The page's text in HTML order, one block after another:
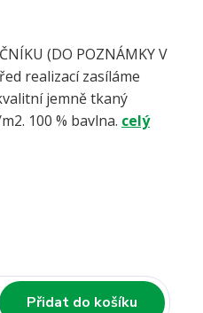
(DO POZNÁMKY V
realizací zasíláme
jemně tkaný
100 % bavlna. celý
Přidat do košíku